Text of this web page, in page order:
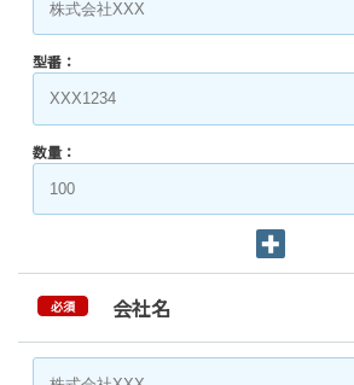
型番：
数量：
必須 会社名